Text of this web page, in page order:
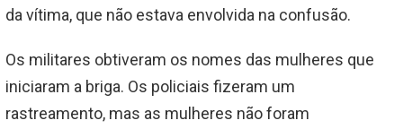
da vítima, que não estava envolvida na confusão.
Os militares obtiveram os nomes das mulheres que
iniciaram a briga. Os policiais fizeram um
rastreamento, mas as mulheres não foram